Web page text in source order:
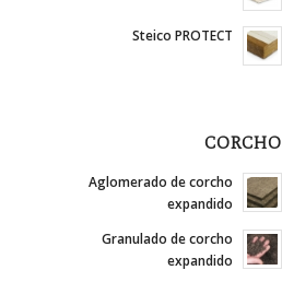
Steico PROTECT
CORCHO
Aglomerado de corcho
expandido
Granulado de corcho
expandido